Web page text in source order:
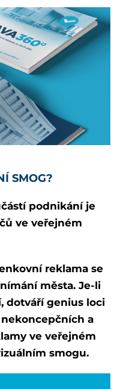
SMOG?
podnikání je
ve veřejném
reklama se
města. Je-li
dotváří genius loci
a
ve veřejném
smogu.